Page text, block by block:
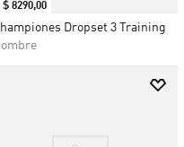
$ 8290,00
Dropset 3 Training